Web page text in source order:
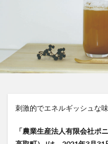
刺激的でエネルギッシュな
「農業生産法人有限会社ポ
北摂スパイスコーラ
屋久島1000年コーラ
モンデマンエステー
ブ
ペプシコーラ
ボタニ